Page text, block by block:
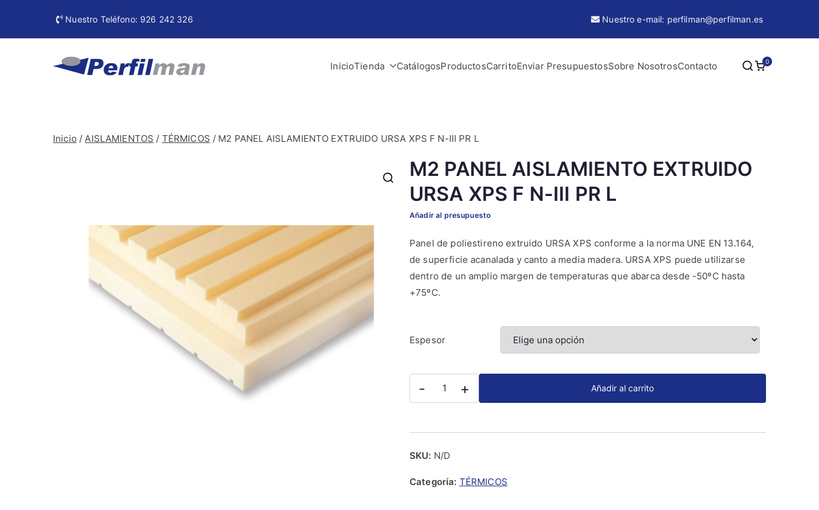
contenido
Nuestro Teléfono: 926 242 326 Nuestro e-mail: perfilman@perfilman.es
InicioTienda CatálogosProductosCarritoEnviar PresupuestosSobre NosotrosContacto 0
Inicio /AISLAMIENTOS / TÉRMICOS / M2 PANEL AISLAMIENTO EXTRUIDO URSA XPS F N-III PR L
M2 PANEL AISLAMIENTO EXTRUIDO
URSA XPS F N-III PR L
Panel de poliestireno extruido URSA XPS conforme a la norma UNE EN 13.164,
de superficie acanalada y canto a media madera. URSA XPS puede utilizarse
dentro de un amplio margen de temperaturas que abarca desde -50ºC hasta
+75ºC.
Espesor
-
EXTRUIDO
XPS
F
+ Añadir al carrito
Añadir al presupuesto
SKU: N/D
Categoría: TÉRMICOS